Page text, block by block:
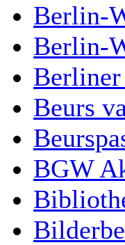
Berlin-
Berlin-
Beurs
BGW